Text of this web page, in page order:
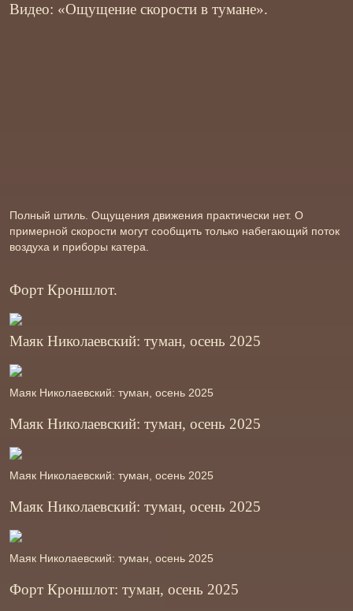
Видео: «Ощущение скорости в тумане».
Полный штиль. Ощущения движения практически нет. О
примерной скорости могут сообщить только набегающий поток
воздуха и приборы катера.
Форт Кроншлот.
Маяк Николаевский: туман, осень 2025
Маяк Николаевский: туман, осень 2025
Маяк Николаевский: туман, осень 2025
Маяк Николаевский: туман, осень 2025
Маяк Николаевский: туман, осень 2025
Маяк Николаевский: туман, осень 2025
Форт Кроншлот: туман, осень 2025